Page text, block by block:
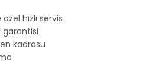
hızlı servis
garantisi
kadrosu